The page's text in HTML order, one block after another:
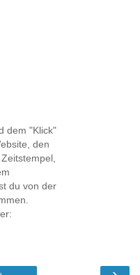
dem "Klick"
den
du von der